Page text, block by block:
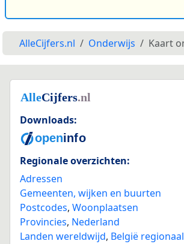
AlleCijfers.nl Onderwijs Kaart
Downloads:
Regionale overzichten:
Adressen
Gemeenten, wijken en buurten
Postcodes, Woonplaatsen
Provincies, Nederland
Landen wereldwijd, België regionaal